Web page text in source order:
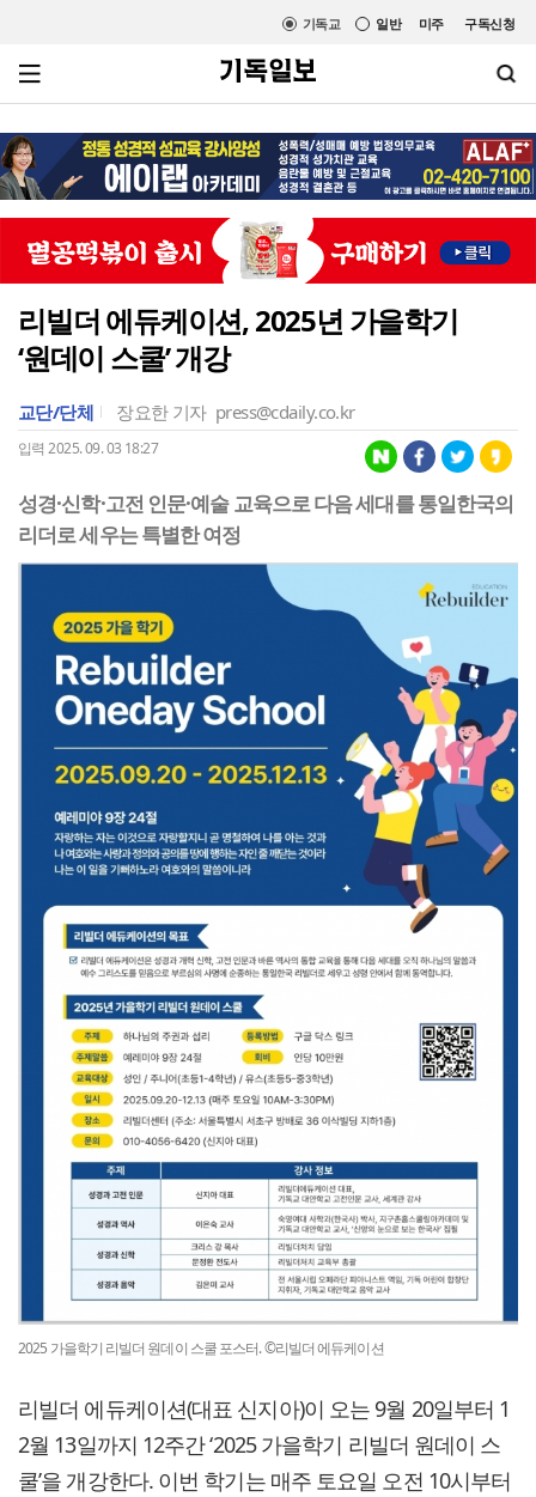
미주 구독신청
일반
기독교
리빌더 에듀케이션, 2025년 가을학기
‘원데이 스쿨’ 개강
교단/단체 장요한 기자 press@cdaily.co.kr
입력 2025. 09. 03 18:27
성경·신학·고전 인문·예술 교육으로 다음 세대를 통일한국의
리더로 세우는 특별한 여정
2025 가을학기 리빌더 원데이 스쿨 포스터. ©리빌더 에듀케이션
리빌더 에듀케이션(대표 신지아)이 오는 9월 20일부터 1
2월 13일까지 12주간 ‘2025 가을학기 리빌더 원데이 스
쿨’을 개강한다. 이번 학기는 매주 토요일 오전 10시부터